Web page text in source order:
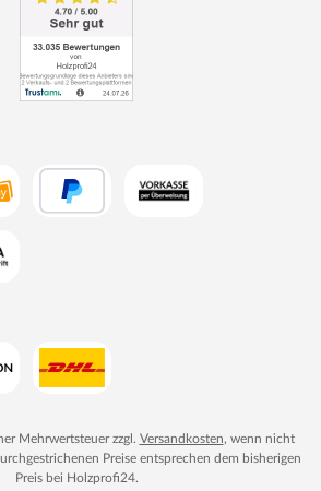
Mehrwertsteuer zzgl. Versandkosten, wenn nicht
Preise entsprechen dem bisherigen
Preis bei Holzprofi24.